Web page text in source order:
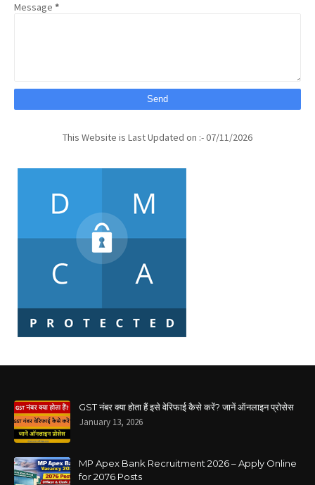
Message *
This Website is Last Updated on :- 07/11/2026
GST नंबर क्या होता हैं इसे वेरिफाई कैसे करें? जानें ऑनलाइन प्रोसेस
January 13, 2026
MP Apex Bank Recruitment 2026 – Apply Online
for 2076 Posts